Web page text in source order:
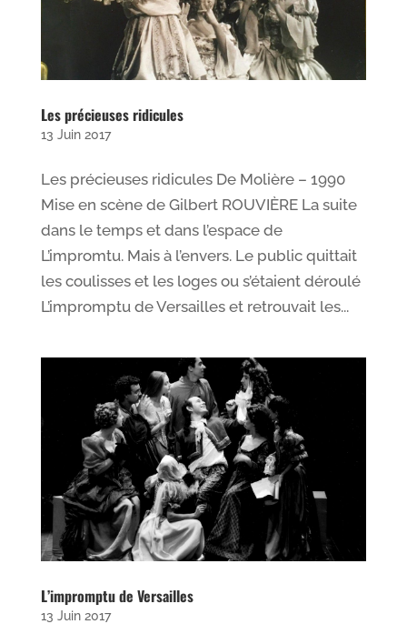
Les précieuses ridicules
13 Juin 2017
Les précieuses ridicules De Molière – 1990
Mise en scène de Gilbert ROUVIÈRE La suite
dans le temps et dans l’espace de
L’impromtu. Mais à l’envers. Le public quittait
les coulisses et les loges ou s’étaient déroulé
L’impromptu de Versailles et retrouvait les...
L’impromptu de Versailles
13 Juin 2017